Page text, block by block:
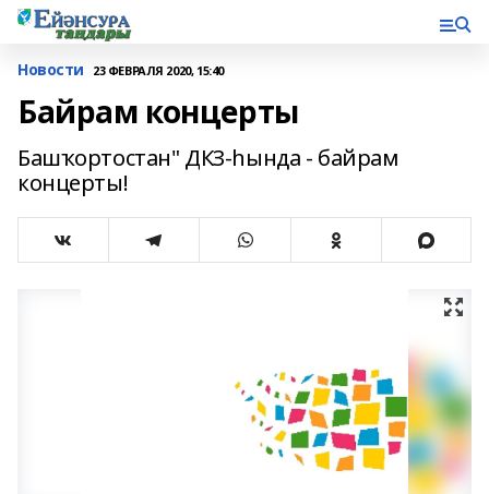
Новости 23 ФЕВРАЛЯ 2020, 15:40
Байрам концерты
Башҡортостан" ДКЗ-һында - байрам
концерты!